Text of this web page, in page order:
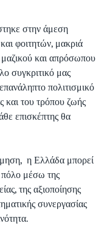
στην άμεση
φοιτητών, μακριά
και απρόσωπου
συγκριτικό μας
πολιτισμικό
και του τρόπου ζωής
επισκέπτης θα
η Ελλάδα μπορεί
πόλο μέσω της
της αξιοποίησης
συνεργασίας